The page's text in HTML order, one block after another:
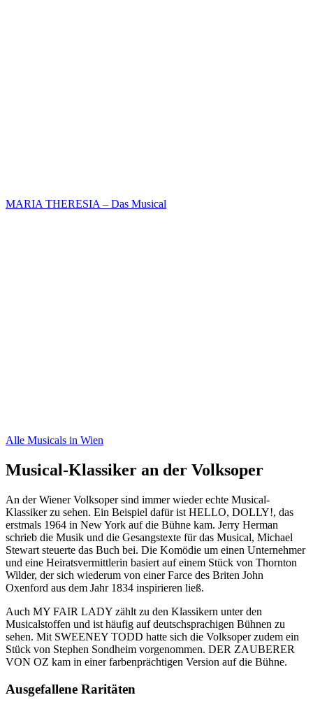
MARIA THERESIA – Das Musical
Alle Musicals in Wien
Musical-Klassiker an der Volksoper
An der Wiener Volksoper sind immer wieder echte Musical-
Klassiker zu sehen. Ein Beispiel dafür ist HELLO, DOLLY!, das
erstmals 1964 in New York auf die Bühne kam. Jerry Herman
schrieb die Musik und die Gesangstexte für das Musical, Michael
Stewart steuerte das Buch bei. Die Komödie um einen Unternehmer
und eine Heiratsvermittlerin basiert auf einem Stück von Thornton
Wilder, der sich wiederum von einer Farce des Briten John
Oxenford aus dem Jahr 1834 inspirieren ließ.
Auch MY FAIR LADY zählt zu den Klassikern unter den
Musicalstoffen und ist häufig auf deutschsprachigen Bühnen zu
sehen. Mit SWEENEY TODD hatte sich die Volksoper zudem ein
Stück von Stephen Sondheim vorgenommen. DER ZAUBERER
VON OZ kam in einer farbenprächtigen Version auf die Bühne.
Ausgefallene Raritäten